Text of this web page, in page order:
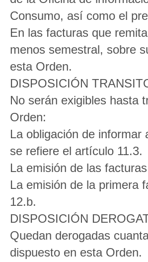
Consumo, así como el
En las facturas que
menos semestral, sobre
esta Orden.
DISPOSICIÓN
No serán exigibles hasta
Orden:
La obligación de
se refiere el artículo 11.3.
La emisión de las
La emisión de la primera
12.b.
DISPOSICIÓN
Quedan derogadas
dispuesto en esta Orden.